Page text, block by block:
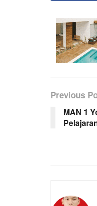
Previous
MAN 1